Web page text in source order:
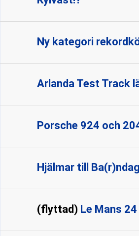
Ny kategori
Arlanda Test Track
Porsche 924 och
Hjälmar till
(flyttad) Le Mans